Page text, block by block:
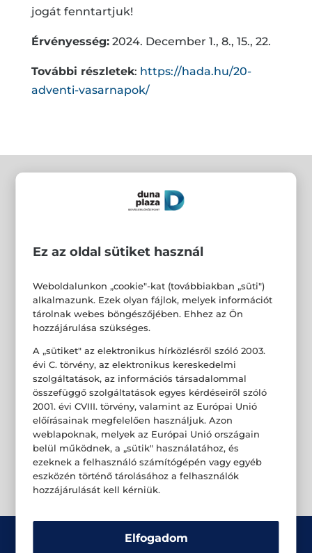
jogát fenntartjuk!
Érvényesség:2024. December 1., 8., 15., 22.
További részletek: https://hada.hu/20-
adventi-vasarnapok/
Ez az oldal sütiket használ
Weboldalunkon „cookie"-kat (továbbiakban „süti")
alkalmazunk. Ezek olyan fájlok, melyek információt
tárolnak webes böngészőjében. Ehhez az Ön
hozzájárulása szükséges.
A „sütiket" az elektronikus hírközlésről szóló 2003.
évi C. törvény, az elektronikus kereskedelmi
szolgáltatások, az információs társadalommal
összefüggő szolgáltatások egyes kérdéseiről szóló
2001. évi CVIII. törvény, valamint az Európai Unió
előírásainak megfelelően használjuk. Azon
weblapoknak, melyek az Európai Unió országain
belül működnek, a „sütik" használatához, és
ezeknek a felhasználó számítógépén vagy egyéb
eszközén történő tárolásához a felhasználók
hozzájárulását kell kérniük.
Elfogadom